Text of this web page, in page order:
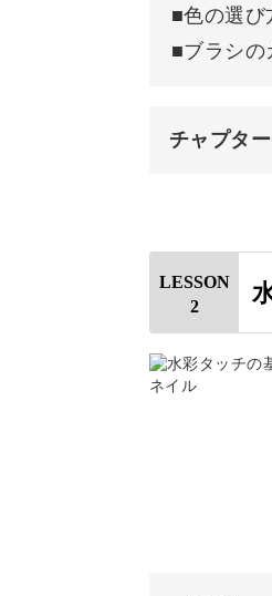
・光を意識
思い通り
講座後半で
の女の子の
■色の選び
■ブラシの
チャプター
はじめ
使用道
LESSON
2